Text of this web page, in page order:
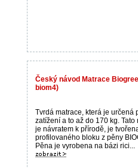
Český návod Matrace
biom4)
Tvrdá matrace, která je určená
zatížení a to až do 170 kg. Tato
je návratem k přírodě, je
profilovaného bloku z pěny
Pěna je vyrobena na bázi rici...